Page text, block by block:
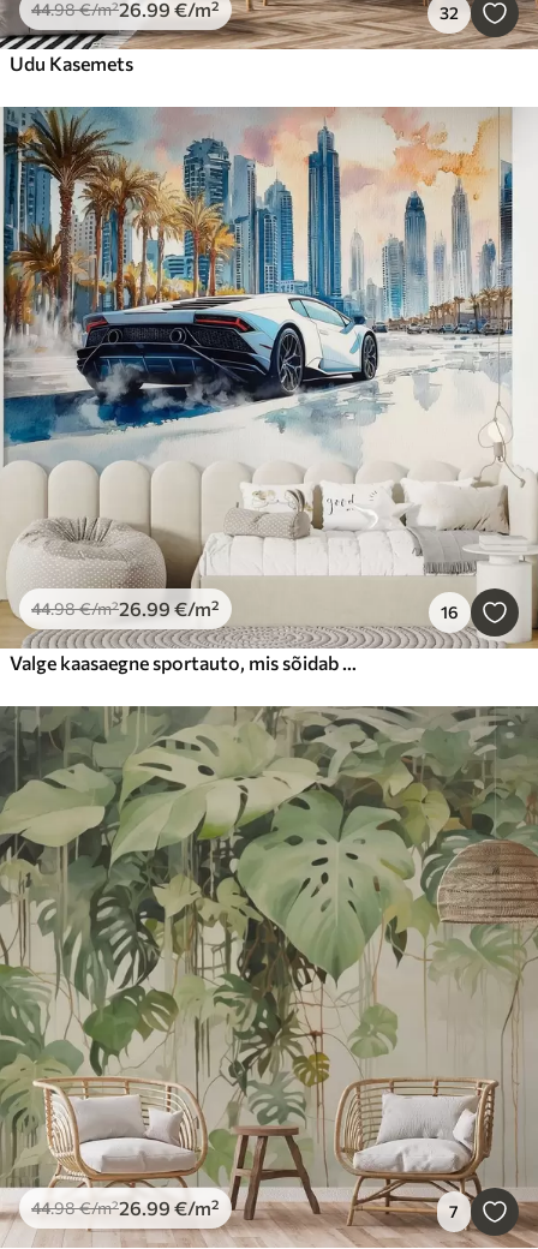
44.98€/m²26.99 €/m² 32
Udu Kasemets
44.98€/m²26.99 €/m² 16
Valge kaasaegne sportauto, mis sõidab palmipuude ja pilvelõhkujate taustal vabas akvarellitehnikas
44.98€/m²26.99 €/m² 7